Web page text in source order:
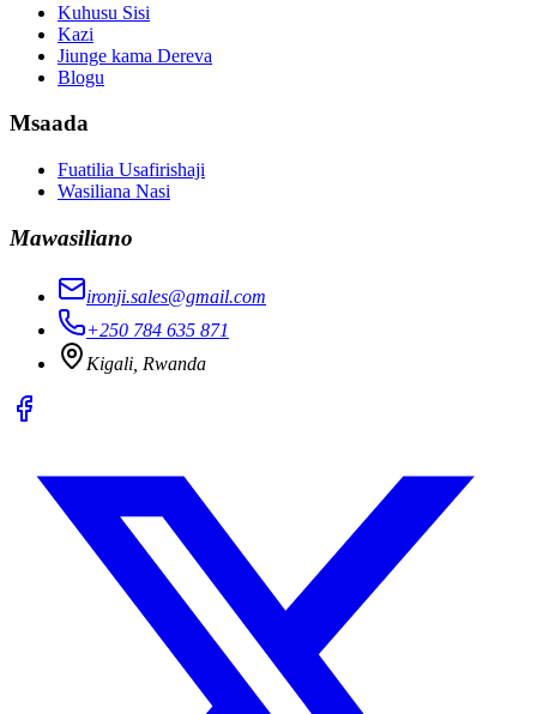
Kuhusu Sisi
Kazi
Jiunge kama Dereva
Blogu
Msaada
Fuatilia Usafirishaji
Wasiliana Nasi
Mawasiliano
ironji.sales@gmail.com
+250 784 635 871
Kigali, Rwanda